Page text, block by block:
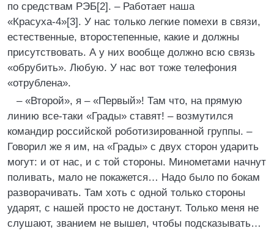
по средствам РЭБ[2]. – Работает наша
«Красуха-4»[3]. У нас только легкие помехи в связи,
естественные, второстепенные, какие и должны
присутствовать. А у них вообще должно всю связь
«обрубить». Любую. У нас вот тоже телефония
«отрублена».
– «Второй», я – «Первый»! Там что, на прямую
линию все-таки «Грады» ставят! – возмутился
командир российской роботизированной группы. –
Говорил же я им, на «Грады» с двух сторон ударить
могут: и от нас, и с той стороны. Минометами начнут
поливать, мало не покажется… Надо было по бокам
разворачивать. Там хоть с одной только стороны
ударят, с нашей просто не достанут. Только меня не
слушают, званием не вышел, чтобы подсказывать…